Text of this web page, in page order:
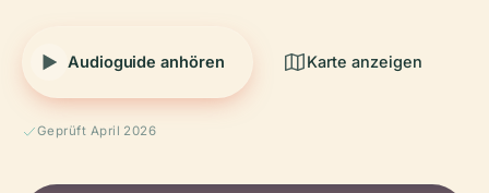
Audioguide anhören Karte anzeigen
Geprüft April 2026